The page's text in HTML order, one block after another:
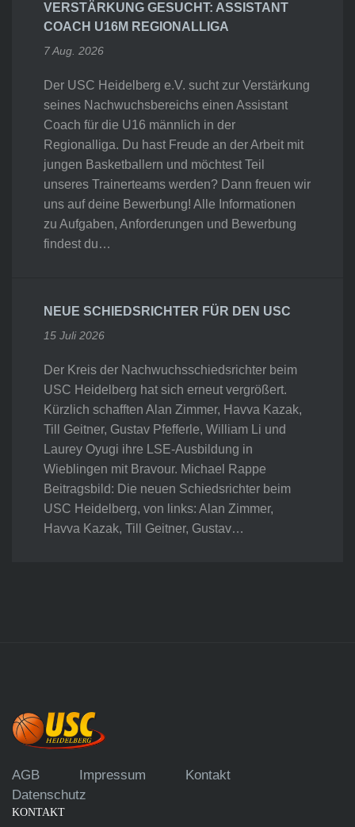
VERSTÄRKUNG GESUCHT: ASSISTANT
COACH U16M REGIONALLIGA
7 Aug. 2026
Der USC Heidelberg e.V. sucht zur Verstärkung
seines Nachwuchsbereichs einen Assistant
Coach für die U16 männlich in der
Regionalliga. Du hast Freude an der Arbeit mit
jungen Basketballern und möchtest Teil
unseres Trainerteams werden? Dann freuen wir
uns auf deine Bewerbung! Alle Informationen
zu Aufgaben, Anforderungen und Bewerbung
findest du…
NEUE SCHIEDSRICHTER FÜR DEN USC
15 Juli 2026
Der Kreis der Nachwuchsschiedsrichter beim
USC Heidelberg hat sich erneut vergrößert.
Kürzlich schafften Alan Zimmer, Havva Kazak,
Till Geitner, Gustav Pfefferle, William Li und
Laurey Oyugi ihre LSE-Ausbildung in
Wieblingen mit Bravour. Michael Rappe
Beitragsbild: Die neuen Schiedsrichter beim
USC Heidelberg, von links: Alan Zimmer,
Havva Kazak, Till Geitner, Gustav…
AGB Impressum
Kontakt
Datenschutz
KONTAKT